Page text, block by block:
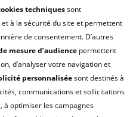
SITE
NOUS ?
DES COOKIES
techniquessont
à la sécurité du site et permettent
de consentement. D’autres
mesure d’audience permettent
d’analyser votre navigation et
personnaliséesont destinés à
communications et sollicitations
à optimiser les campagnes